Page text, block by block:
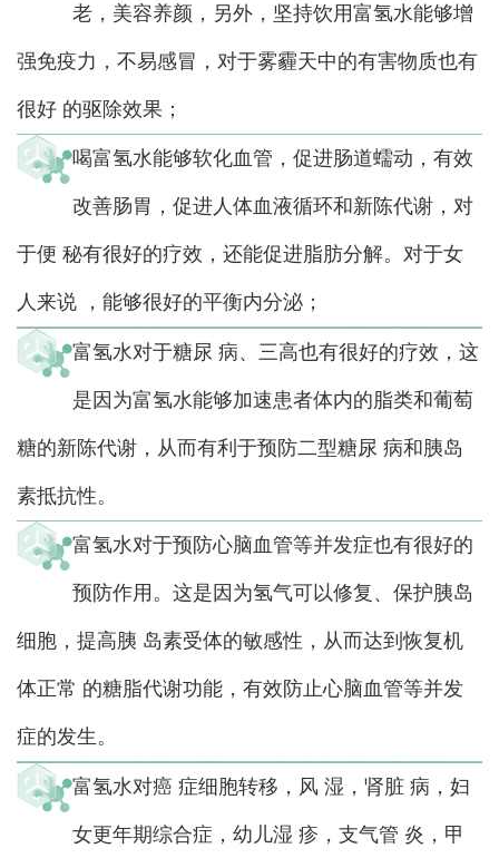
老，美容养颜，另外，坚持饮用富氢水能够增
强免疫力，不易感冒，对于雾霾天中的有害物质也有
很好 的驱除效果；
喝富氢水能够软化血管，促进肠道蠕动，有效
改善肠胃，促进人体血液循环和新陈代谢，对
于便 秘有很好的疗效，还能促进脂肪分解。对于女
人来说 ，能够很好的平衡内分泌；
富氢水对于糖尿 病、三高也有很好的疗效，这
是因为富氢水能够加速患者体内的脂类和葡萄
糖的新陈代谢，从而有利于预防二型糖尿 病和胰岛
素抵抗性。
富氢水对于预防心脑血管等并发症也有很好的
预防作用。这是因为氢气可以修复、保护胰岛
细胞，提高胰 岛素受体的敏感性，从而达到恢复机
体正常 的糖脂代谢功能，有效防止心脑血管等并发
症的发生。
富氢水对癌 症细胞转移，风 湿，肾脏 病，妇
女更年期综合症，幼儿湿 疹，支气管 炎，甲